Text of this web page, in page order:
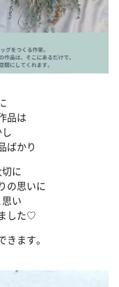
品は
ばかり
切に
の思いに
い
した♡
きます。